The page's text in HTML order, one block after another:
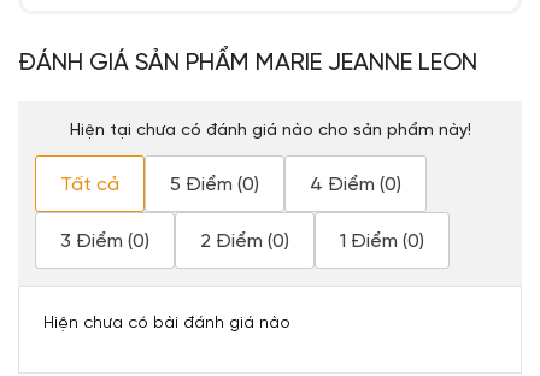
ĐÁNH GIÁ SẢN PHẨM MARIE JEANNE LEON
Hiện tại chưa có đánh giá nào cho sản phẩm này!
Tất cả 5 Điểm (0) 4 Điểm (0)
3 Điểm (0) 2 Điểm (0) 1 Điểm (0)
Hiện chưa có bài đánh giá nào